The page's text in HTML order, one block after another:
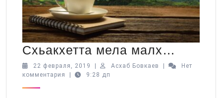
Схьакхетта мела малх…
мела
22 февраля, 2019 22
февраля,
| Асхаб Бовкаев Асхаб
|
Нет
комментария
| 9:28 дп